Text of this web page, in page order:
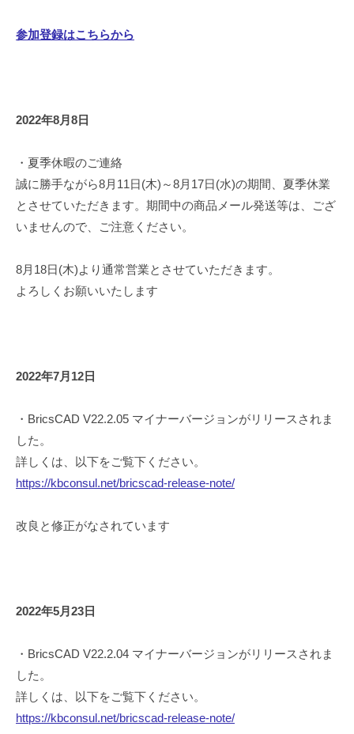
参加登録はこちらから
2022年8月8日
・夏季休暇のご連絡
誠に勝手ながら8月11日(木)～8月17日(水)の期間、夏季休業
とさせていただきます。期間中の商品メール発送等は、ござ
いませんので、ご注意ください。
8月18日(木)より通常営業とさせていただきます。
よろしくお願いいたします
2022年7月12日
・BricsCAD V22.2.05 マイナーバージョンがリリースされま
した。
詳しくは、以下をご覧下ください。
https://kbconsul.net/bricscad-release-note/
改良と修正がなされています
2022年5月23日
・BricsCAD V22.2.04 マイナーバージョンがリリースされま
した。
詳しくは、以下をご覧下ください。
https://kbconsul.net/bricscad-release-note/